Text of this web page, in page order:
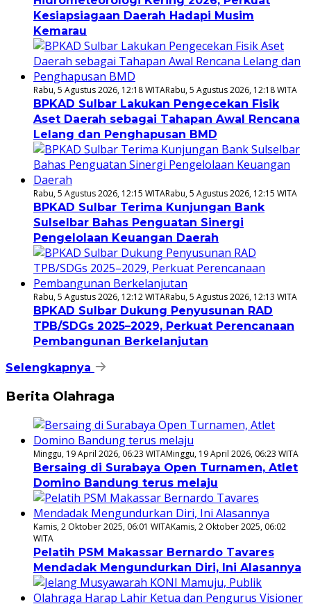
Kesiapsiagaan Daerah Hadapi Musim
Kemarau
Rabu, 5 Agustus 2026, 12:18 WITARabu, 5 Agustus 2026, 12:18 WITA
BPKAD Sulbar Lakukan Pengecekan Fisik
Aset Daerah sebagai Tahapan Awal Rencana
Lelang dan Penghapusan BMD
Rabu, 5 Agustus 2026, 12:15 WITARabu, 5 Agustus 2026, 12:15 WITA
BPKAD Sulbar Terima Kunjungan Bank
Sulselbar Bahas Penguatan Sinergi
Pengelolaan Keuangan Daerah
Rabu, 5 Agustus 2026, 12:12 WITARabu, 5 Agustus 2026, 12:13 WITA
BPKAD Sulbar Dukung Penyusunan RAD
TPB/SDGs 2025–2029, Perkuat Perencanaan
Pembangunan Berkelanjutan
Selengkapnya
Berita Olahraga
Minggu, 19 April 2026, 06:23 WITAMinggu, 19 April 2026, 06:23 WITA
Bersaing di Surabaya Open Turnamen, Atlet
Domino Bandung terus melaju
Kamis, 2 Oktober 2025, 06:01 WITAKamis, 2 Oktober 2025, 06:02
WITA
Pelatih PSM Makassar Bernardo Tavares
Mendadak Mengundurkan Diri, Ini Alasannya